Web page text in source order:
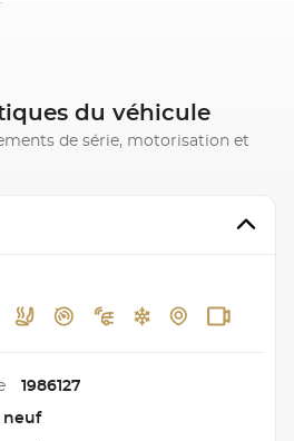
du véhicule
de série, motorisation et
1986127
neuf